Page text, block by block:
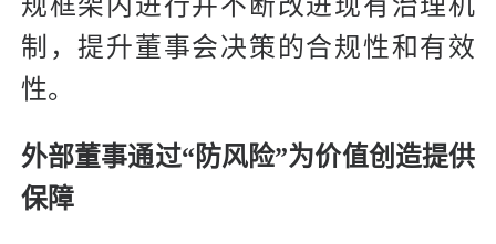
规框架内进行并不断改进现有治理机
制，提升董事会决策的合规性和有效
性。
外部董事通过“防风险”为价值创造提供
保障